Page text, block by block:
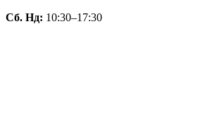
Сб. Нд: 10:30–17:30